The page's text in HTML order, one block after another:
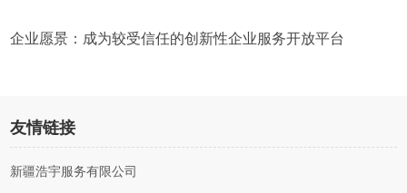
企业愿景：成为较受信任的创新性企业服务开放平台
友情链接
新疆浩宇服务有限公司